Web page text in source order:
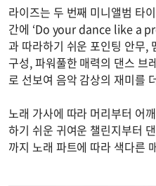
라이즈는 두 번째 미니앨범 타
간에 ‘Do your dance like a
과 따라하기 쉬운 포인팅 안무,
구성, 파워풀한 매력의 댄스 브
로 선보여 음악 감상의 재미를
노래 가사에 따라 머리부터 어
하기 쉬운 귀여운 챌린지부터
까지 노래 파트에 따라 색다른